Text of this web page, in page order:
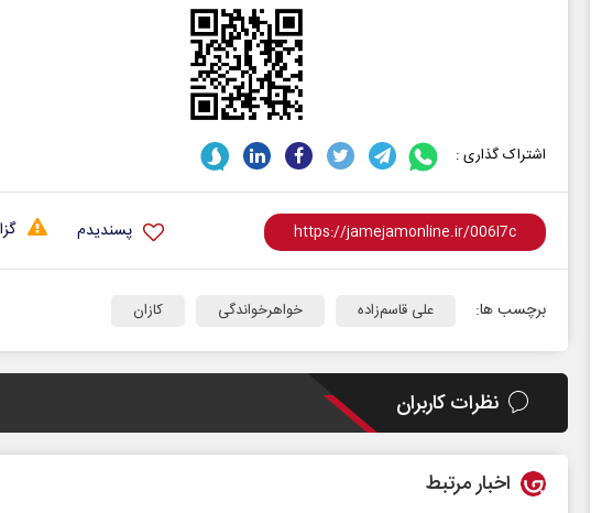
اشتراک گذاری :
پسندیدم
برچسب ها: علی قاسم‌زاده خواهرخواندگی کازان
نظرات کاربران
اخبار مرتبط